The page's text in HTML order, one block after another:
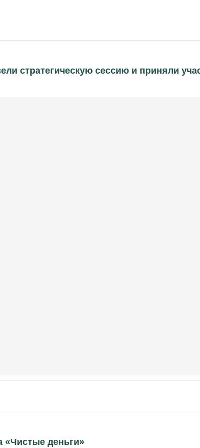
стратегическую сессию и приняли
«Чистые деньги»